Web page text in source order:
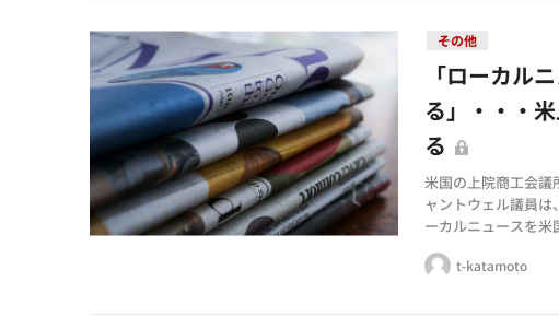
その他
「ローカル
る」・・・
る
米国の上院商工会議
ャントウェル議員
ーカルニュースを米
を行いました。 キャ
t-katamoto